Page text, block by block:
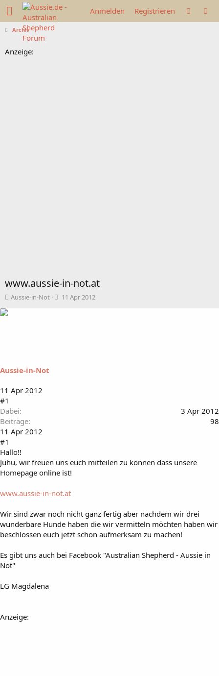
Anmelden Registrieren
Archiv
Anzeige:
www.aussie-in-not.at
T
r
e
Aussie-in-Not
B11 Apr 2012
Aussie-in-Not
11 Apr 2012
#1
Dabei
3 Apr 2012
Beiträge
98
11 Apr 2012
#1
Hallo!!
Juhu, wir freuen uns euch mitteilen zu können dass unsere
Homepage online ist!
www.aussie-in-not.at
Wir sind zwar noch nicht ganz fertig aber nachdem wir drei
wunderbare Hunde haben die wir vermitteln möchten haben wir
beschlossen euch jetzt schon aufmerksam zu machen!
Es gibt uns auch bei Facebook "Australian Shepherd - Aussie in
Not"
LG Magdalena
Anzeige: